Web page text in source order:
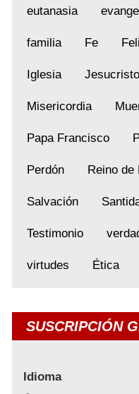
eutanasia
familia Fe
Iglesia Jesucristo
Misericordia
Papa Francisco
Perdón Reino de
Salvación
Testimonio
virtudes Ética
SUSCRIPCIÓN
Idioma